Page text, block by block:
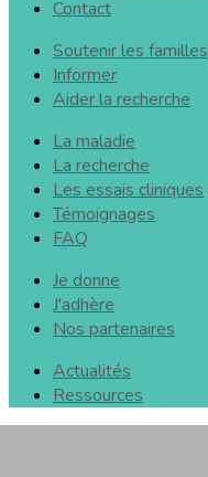
Contact
Soutenir les familles
Informer
Aider la recherche
La maladie
La recherche
Les essais cliniques
Témoignages
FAQ
Je donne
J'adhère
Nos partenaires
Actualités
Ressources